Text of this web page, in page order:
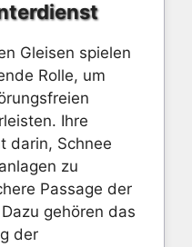
Gleisen spielen
Rolle, um
Ihre
darin, Schnee
zu
Passage der
gehören das
der